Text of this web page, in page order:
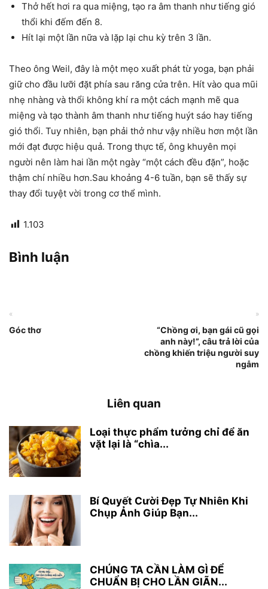
Thở hết hơi ra qua miệng, tạo ra âm thanh như tiếng gió
thổi khi đếm đến 8.
Hít lại một lần nữa và lặp lại chu kỳ trên 3 lần.
Theo ông Weil, đây là một mẹo xuất phát từ yoga, bạn phải
giữ cho đầu lưỡi đặt phía sau răng cửa trên. Hít vào qua mũi
nhẹ nhàng và thổi không khí ra một cách mạnh mẽ qua
miệng và tạo thành âm thanh như tiếng huýt sáo hay tiếng
gió thổi. Tuy nhiên, bạn phải thở như vậy nhiều hơn một lần
mới đạt được hiệu quả. Trong thực tế, ông khuyên mọi
người nên làm hai lần một ngày “một cách đều đặn”, hoặc
thậm chí nhiều hơn.Sau khoảng 4-6 tuần, bạn sẽ thấy sự
thay đổi tuyệt vời trong cơ thể mình.
1.103
Bình luận
«
Góc thơ
»
“Chồng ơi, bạn gái cũ gọi
anh này!”, câu trả lời của
chồng khiến triệu người suy
ngẫm
Liên quan
Loại thực phẩm tưởng chỉ để ăn
vặt lại là “chìa...
Bí Quyết Cười Đẹp Tự Nhiên Khi
Chụp Ảnh Giúp Bạn...
CHÚNG TA CẦN LÀM GÌ ĐỂ
CHUẨN BỊ CHO LẦN GIÃN...